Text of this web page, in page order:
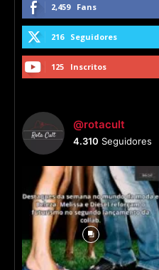
2,459 Fans
216 Seguidores
125 Inscritos
@rotacult
4.310 Seguidores